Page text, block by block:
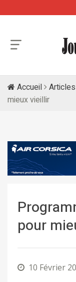
Accueil Articles
mieux vieillir
pour
10 Février